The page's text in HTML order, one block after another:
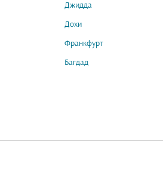
Джидда
Дохи
Франкфурт
Багдад